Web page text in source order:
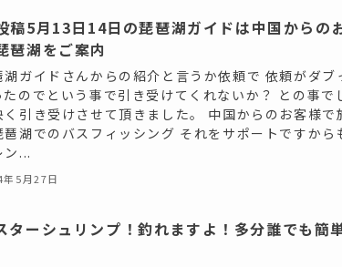
稿5月13日14日の琵琶湖ガイドは中国からの
琶湖をご案内
湖ガイドさんからの紹介と言うか依頼で 依頼がダブ
たのでという事で引き受けてくれないか？ との事で
く引き受けさせて頂きました。 中国からのお客様で
琶湖でのバスフィッシング それをサポートですから
ン...
5月27日
ターシュリンプ！釣れますよ！多分誰でも簡